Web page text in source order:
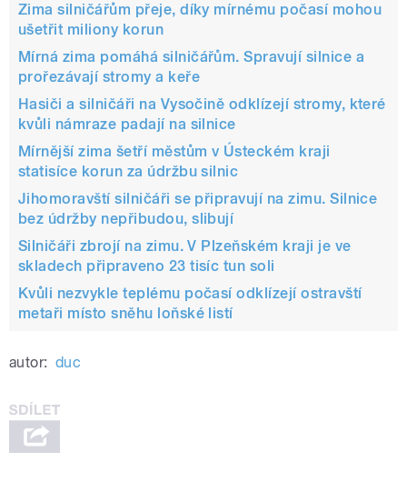
Zima silničářům přeje, díky mírnému počasí mohou
ušetřit miliony korun
Mírná zima pomáhá silničářům. Spravují silnice a
prořezávají stromy a keře
Hasiči a silničáři na Vysočině odklízejí stromy, které
kvůli námraze padají na silnice
Mírnější zima šetří městům v Ústeckém kraji
statisíce korun za údržbu silnic
Jihomoravští silničáři se připravují na zimu. Silnice
bez údržby nepřibudou, slibují
Silničáři zbrojí na zimu. V Plzeňském kraji je ve
skladech připraveno 23 tisíc tun soli
Kvůli nezvykle teplému počasí odklízejí ostravští
metaři místo sněhu loňské listí
autor: duc